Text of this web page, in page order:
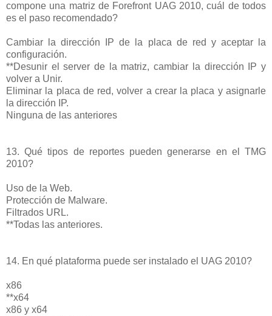
compone una matriz de Forefront UAG 2010, cuál de todos
es el paso recomendado?
Cambiar la dirección IP de la placa de red y aceptar la
configuración.
**Desunir el server de la matriz, cambiar la dirección IP y
volver a Unir.
Eliminar la placa de red, volver a crear la placa y asignarle
la dirección IP.
Ninguna de las anteriores
13. Qué tipos de reportes pueden generarse en el TMG
2010?
Uso de la Web.
Protección de Malware.
Filtrados URL.
**Todas las anteriores.
14. En qué plataforma puede ser instalado el UAG 2010?
x86
**x64
x86 y x64